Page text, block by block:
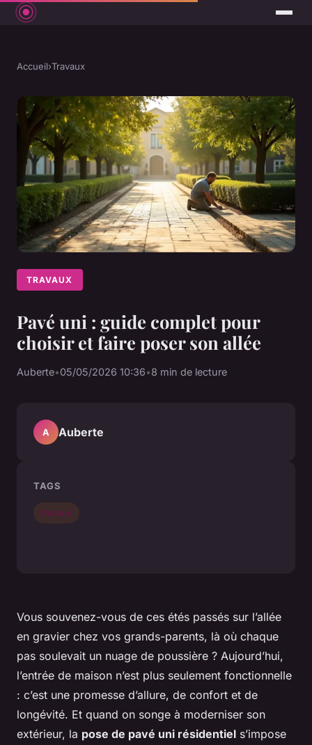
Accueil›Travaux
TRAVAUX
Pavé uni : guide complet pour
choisir et faire poser son allée
Auberte•05/05/2026 10:36•8 min de lecture
Vous souvenez-vous de ces étés passés sur l’allée
en gravier chez vos grands-parents, là où chaque
pas soulevait un nuage de poussière ? Aujourd’hui,
l’entrée de maison n’est plus seulement fonctionnelle
: c’est une promesse d’allure, de confort et de
longévité. Et quand on songe à moderniser son
extérieur, la pose de pavé uni résidentiel s’impose
A Auberte
TAGS
travaux